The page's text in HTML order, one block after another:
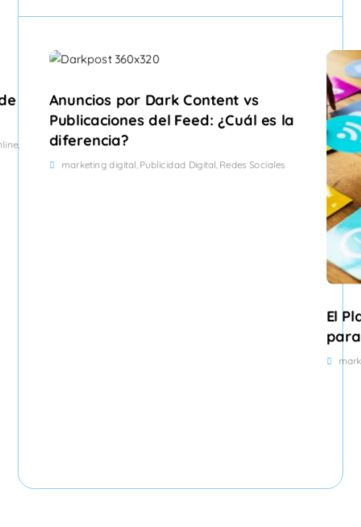
,
Anuncios por Dark Content vs
Publicaciones del Feed: ¿Cuál es la
diferencia?
marketing digital, Publicidad Digital, Redes Sociales
El